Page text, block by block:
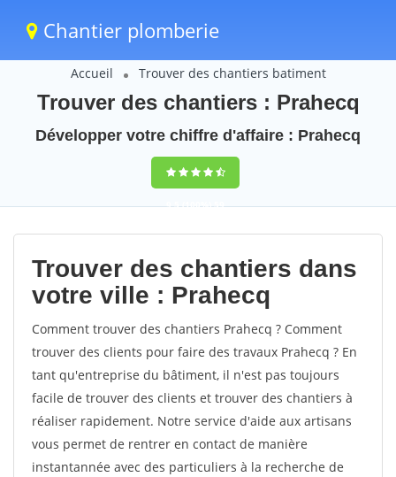
Chantier plomberie
Accueil Trouver des chantiers batiment
Trouver des chantiers : Prahecq
Développer votre chiffre d'affaire : Prahecq
9,5(100%)59
votes
Trouver des chantiers dans
votre ville : Prahecq
Comment trouver des chantiers Prahecq ? Comment
trouver des clients pour faire des travaux Prahecq ? En
tant qu'entreprise du bâtiment, il n'est pas toujours
facile de trouver des clients et trouver des chantiers à
réaliser rapidement. Notre service d'aide aux artisans
vous permet de rentrer en contact de manière
instantannée avec des particuliers à la recherche de